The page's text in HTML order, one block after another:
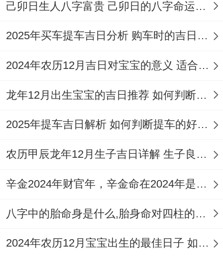
磕绊绊。
再看夫妻星离日主是远是近。夫妻星离得近
还是远，直接决定了婚姻的状态，也能看出
星的旺衰来看越旺影响越大，越弱影响越
定好，难舍难分。要是夫妻星离日干老远，
或者压根儿不沾边，要么一辈子跟配偶分开
响不了谁。
最后看日支跟其他地支的关系。日支跟其他
特别是日支要是被冲，多半要闹婚灾，要么
己卯日生人八字富贵 己卯日的八字命运如何
2025年买车提车吉日分析 购车时的吉日与禁忌
2024年农历12月吉日对宝宝的意义 适合龙年宝宝出生的日子有哪些
龙年12月出生宝宝的吉日推荐 如何判断吉日是否适合宝宝
2025年提车吉日解析 如何判断提车的好日子
农历甲辰龙年12月生子吉日详解 生子良辰的影响因素
辛金2024年财官年，辛金命在2024年是财官年还是财印年
八字中的胎命身是什么,胎身命对四柱的影响
2024年农历12月宝宝出生的最佳日子 如何挑选适合的吉日